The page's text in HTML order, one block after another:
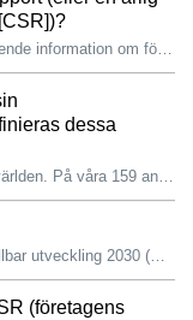
Sedan 2001 har HP tillhandahållit djupgående information om företagets sociala och miljömässiga utveckling till sina intressenter, däribland kunder, bransc...
dessa
HP äger och hyr anläggningar runt om i världen. På våra 159 anläggningar i 56 länder vidtar vi åtgärder för att minska utsläppen av växthusgaser, utsläpp a...
På HP stödjer vi FN:s globala mål för hållbar utveckling 2030 (SDG:erna) och erkänner vikten av att bidra till en mer hållbar framtid. Vi har befintliga...
(företagens